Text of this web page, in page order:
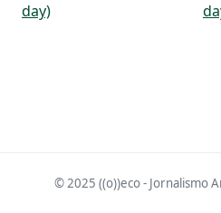
day)
© 2025 ((o))eco - Jornalismo